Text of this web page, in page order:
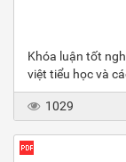
Khóa luận tốt
việt tiểu học và
1029